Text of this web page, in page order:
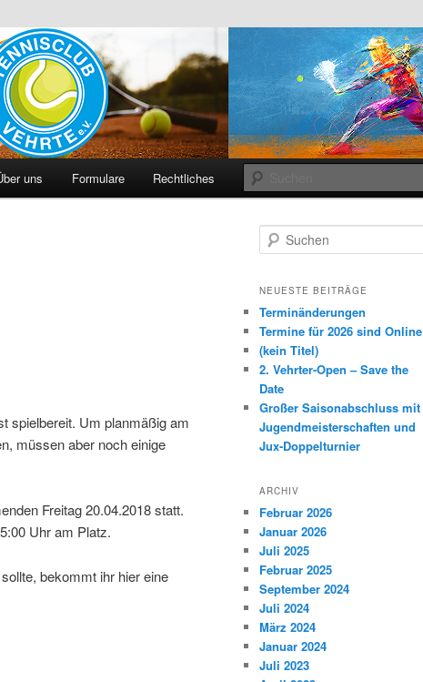
uns Formulare Rechtliches
spielbereit. Um planmäßig am
müssen aber noch einige
Freitag 20.04.2018 statt.
Uhr am Platz.
bekommt ihr hier eine
u
h
n
NEUESTE BEITRÄGE
Terminänderungen
Termine für 2026 sind Online
(kein Titel)
2. Vehrter-Open – Save the
Date
Großer Saisonabschluss mit
Jugendmeisterschaften und
Jux-Doppelturnier
ARCHIV
Februar 2026
Januar 2026
Juli 2025
Februar 2025
September 2024
Juli 2024
März 2024
Januar 2024
Juli 2023